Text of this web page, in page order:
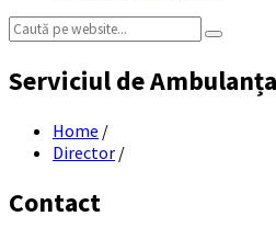
Search:
Serviciul de
Home /
Director /
Contact